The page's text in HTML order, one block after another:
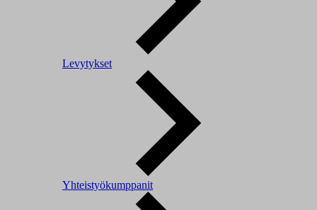
Levytykset
Yhteistyökumppanit